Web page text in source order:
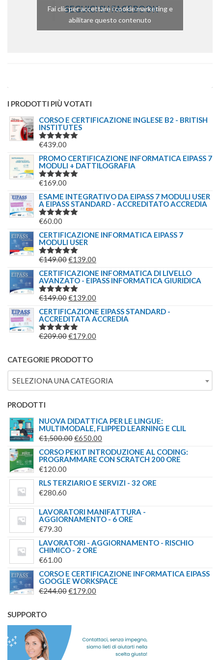
SEGUICI SU FACEBOOK
Fai clic per accettare i cookie marketing e
abilitare questo contenuto
I PRODOTTI PIÙ VOTATI
CORSO E CERTIFICAZIONE INGLESE B2 - BRITISH
INSTITUTES
VALUTATO
€439.00
PROMO CERTIFICAZIONE INFORMATICA EIPASS 7
MODULI + DATTILOGRAFIA
VALUTATO
€169.00
ESAME INTEGRATIVO DA EIPASS 7 MODULI USER
A EIPASS STANDARD - ACCREDITATO ACCREDIA
VALUTATO
€60.00
CERTIFICAZIONE INFORMATICA EIPASS 7
MODULI USER
VALUTATO
€149.00IL
PREZZO
ORIGINALE
ERA:
€139.00
PREZZO
ATTUALE
CERTIFICAZIONE INFORMATICA DI LIVELLO
AVANZATO - EIPASS INFORMATICA GIURIDICA
VALUTATO
€149.00IL
PREZZO
ORIGINALE
ERA:
€139.00
PREZZO
ATTUALE
CERTIFICAZIONE EIPASS STANDARD -
ACCREDITATA ACCREDIA
VALUTATO
€209.00IL
ORIGINALE
ERA:
€209.00.
€179.00
È:
€179.00.
CATEGORIE PRODOTTO
SELEZIONA UNA CATEGORIA
PRODOTTI
NUOVA DIDATTICA PER LE LINGUE:
MULTIMODALE, FLIPPED LEARNING E CLIL
€1,500.00IL
PREZZO
ORIGINALE
€1,500.00.
€650.00
PREZZO
ATTUALE
€650.00.
CORSO PEKIT INTRODUZIONE AL CODING:
PROGRAMMARE CON SCRATCH 200 ORE
€120.00
RLS TERZIARIO E SERVIZI - 32 ORE
€280.60
LAVORATORI MANIFATTURA -
AGGIORNAMENTO - 6 ORE
€79.30
LAVORATORI - AGGIORNAMENTO - RISCHIO
CHIMICO - 2 ORE
€61.00
CORSO E CERTIFICAZIONE INFORMATICA EIPASS
GOOGLE WORKSPACE
€244.00IL
ERA:
€244.00.
€179.00
€179.00.
SUPPORTO